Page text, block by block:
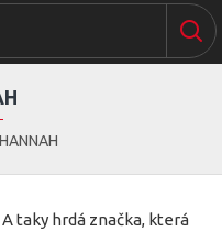
HANNAH
A taky hrdá značka, která